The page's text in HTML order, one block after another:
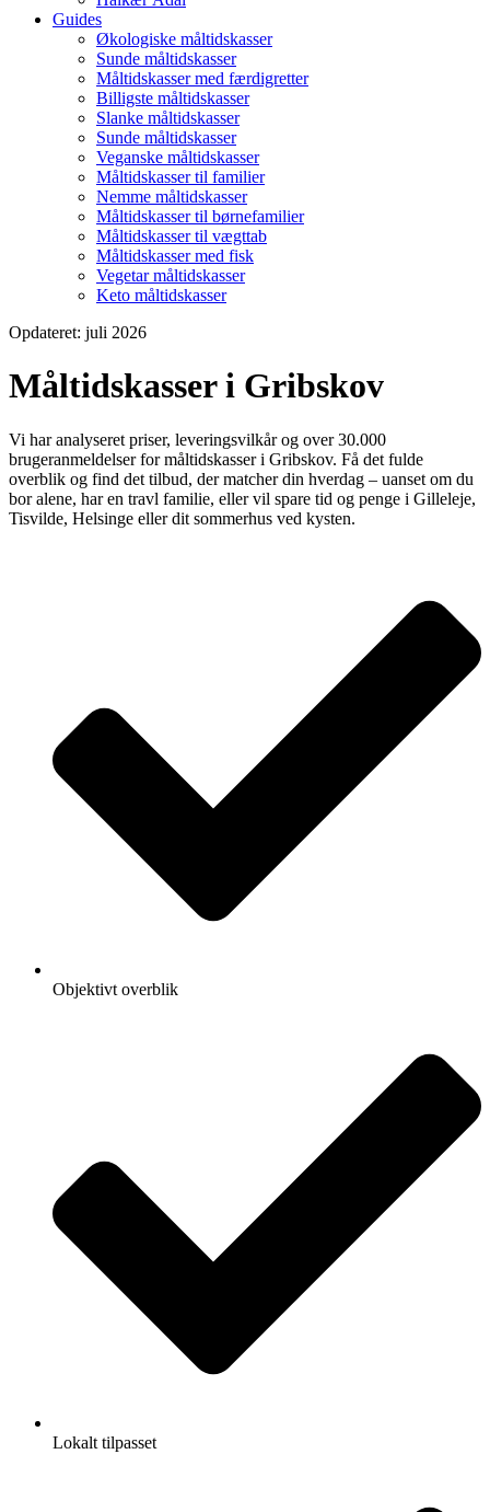
Guides
Økologiske måltidskasser
Sunde måltidskasser
Måltidskasser med færdigretter
Billigste måltidskasser
Slanke måltidskasser
Sunde måltidskasser
Veganske måltidskasser
Måltidskasser til familier
Nemme måltidskasser
Måltidskasser til børnefamilier
Måltidskasser til vægttab
Måltidskasser med fisk
Vegetar måltidskasser
Keto måltidskasser
Opdateret: juli 2026
Måltidskasser i Gribskov
Vi har analyseret priser, leveringsvilkår og over 30.000
brugeranmeldelser for måltidskasser i Gribskov. Få det fulde
overblik og find det tilbud, der matcher din hverdag – uanset om du
bor alene, har en travl familie, eller vil spare tid og penge i Gilleleje,
Tisvilde, Helsinge eller dit sommerhus ved kysten.
Objektivt overblik
Lokalt tilpasset